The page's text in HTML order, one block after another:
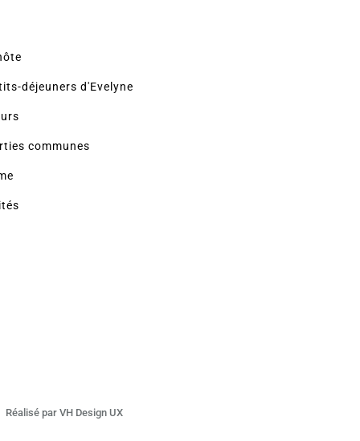
déjeuners d'Evelyne
communes
Réalisé par VH Design UX